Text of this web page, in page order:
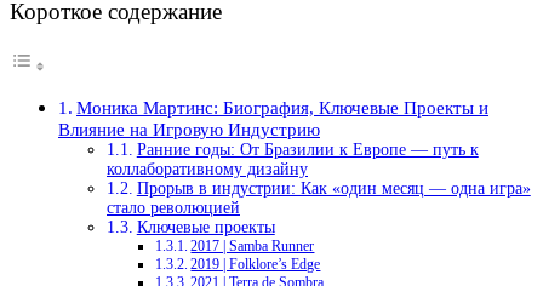
Короткое содержание
Моника Мартинс: Биография, Ключевые Проекты и
Влияние на Игровую Индустрию
Ранние годы: От Бразилии к Европе — путь к
коллаборативному дизайну
Прорыв в индустрии: Как «один месяц — одна игра»
стало революцией
Ключевые проекты
2017 | Samba Runner
2019 | Folklore’s Edge
2021 | Terra de Sombra